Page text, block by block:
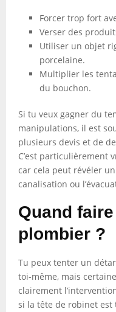
Forcer trop fort
Verser des
Utiliser un objet
porcelaine.
Multiplier les
du bouchon.
Si tu veux gagner du
manipulations, il est
plusieurs devis et de
C’est particulièrement
car cela peut révéler
canalisation ou
Quand
plombier ?
Tu peux tenter un
toi-même, mais
clairement
si la tête de robinet est